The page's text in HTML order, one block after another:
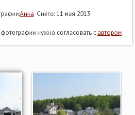
Анна Снято: 11 мая 2013
нужно согласовать с автором